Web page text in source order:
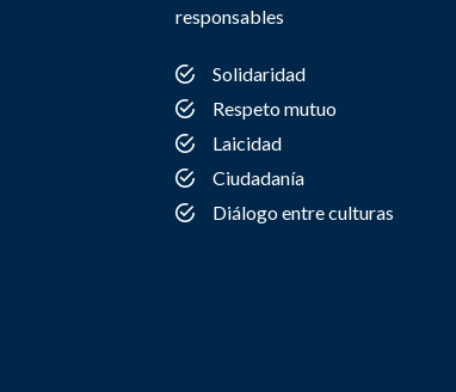
responsables
Solidaridad
Respeto mutuo
Laicidad
Ciudadanía
Diálogo entre culturas